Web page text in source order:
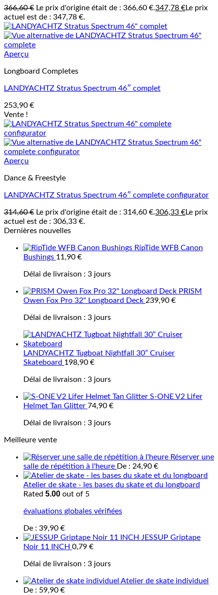
366,60€ Le prix d'origine était de : 366,60 €.347,78 €Le prix
actuel est de : 347,78 €.
Aperçu
Longboard Completes
LANDYACHTZ Stratus Spectrum 46″ complet
253,90 €
Vente !
Aperçu
Dance & Freestyle
LANDYACHTZ Stratus Spectrum 46″ complete configurator
314,60€ Le prix d'origine était de : 314,60 €.306,33 €Le prix
actuel est de : 306,33 €.
Dernières nouvelles
RipTide WFB Canon
Bushings 11,90 €
Délai de livraison : 3 jours
PRISM
Owen Fox Pro 32" Longboard Deck 239,90 €
Délai de livraison : 3 jours
LANDYACHTZ Tugboat Nightfall 30” Cruiser
Skateboard 198,90 €
Délai de livraison : 3 jours
S-ONE V2 Lifer
Helmet Tan Glitter 74,90 €
Délai de livraison : 3 jours
Meilleure vente
Réserver une
salle de répétition à l'heure De : 24,90 €
Atelier de skate - les bases du skate et du longboard
Rated 5.00 out of 5
évaluations globales vérifiées
De : 39,90 €
JESSUP Griptape
Noir 11 INCH 0,79 €
Délai de livraison : 3 jours
Atelier de skate individuel
De : 59,90 €